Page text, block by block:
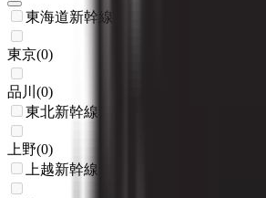
東海道新幹線
東京(0)
品川 (0)
東北新幹線
上野(0)
上越新幹線